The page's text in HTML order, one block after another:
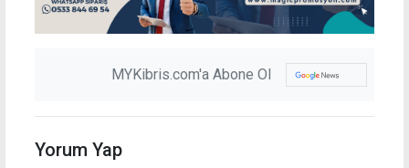
MYKibris.com'a Abone Ol
Yorum Yap